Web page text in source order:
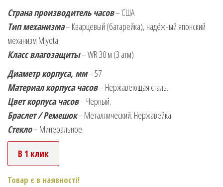
Страна производитель часов– США
Тип механизма– Кварцевый (батарейка), надёжный японский
механизм Miyota.
Класс влагозащиты– WR 30 м (3 атм)
Диаметр корпуса, мм– 57
Материал корпуса часов– Нержавеющая сталь.
Цвет корпуса часов– Черный.
Браслет / Ремешок– Металлический. Нержавейка.
Стекло– Минеральное
В 1 клик
Товар є в наявності!